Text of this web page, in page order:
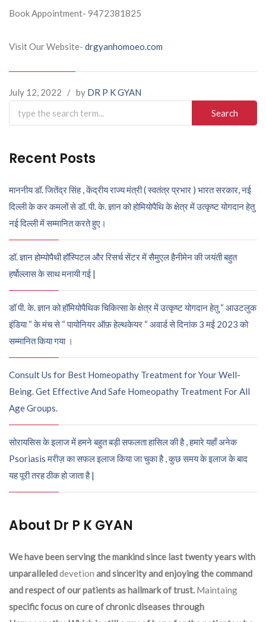
Book Appointment- 9472381825
Visit Our Website- drgyanhomoeo.com
July 12, 2022 / by DR P K GYAN
Search
for:
Recent Posts
माननीय डॉ. जितेंद्र सिंह , केंद्रीय राज्य मंत्री ( स्वतंत्र प्रभार ) भारत सरकार, नई
दिल्ली के कर कमलों से डॉ. पी. के. ज्ञान को होमियोपैथि के क्षेत्र में उत्कृष्ट योगदान हेतु
नई दिल्ली में सम्मानित करते हुए।
डॉ. ज्ञान होम्योपैथी हॉस्पिटल और रिसर्च सेंटर में सैमुएल हैनीमेन की जयंती बहुत
हर्षोल्लास के साथ मनायी गई |
डॉ पी. के. ज्ञान को हॉमियोपैथिक चिकित्सा के क्षेत्र में उत्कृष्ट योगदान हेतु “ आउटलुक
इंडिया “ के मंच से “ पायोनियर ऑफ़ हेल्थकेयर “ अवार्ड से दिनांक 3 मई 2023 को
सम्मानित किया गया ।
Consult Us for Best Homeopathy Treatment for Your Well-
Being. Get Effective And Safe Homeopathy Treatment For All
Age Groups.
सोरायसिस के इलाज में हमने बहुत बड़ी सफलता हासिल की है , हमारे यहाँ अनेक
Psoriasis मरीज़ का सफल इलाज किया जा चुका है , कुछ समय के इलाज के बाद
यह पूरी तरह ठीक हो जाता है |
About Dr P K GYAN
We have been serving the mankind since last twenty years with
unparalleleddevetion and sincerity and enjoying the command
and respect of our patients as hallmark of trust. Maintaing
specific focus on cure of chronic diseases through